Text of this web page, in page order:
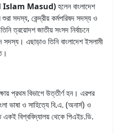
Islam Masud)হলেন বাংলাদেশ
শুরা সদস্য, কেন্দ্রীয় কর্মপরিষদ সদস্য ও
ত্রয়োদশ জাতীয় সংসদ নির্বাচনে
এছাড়াও তিনি বাংলাদেশ ইসলামী
প্রথম বিভাগে উত্তীর্ণ হন। এরপর
ভাষা ও সাহিত্যে বি.এ. (অনার্স) ও
বিশ্ববিদ্যালয় থেকে পিএইচ.ডি.